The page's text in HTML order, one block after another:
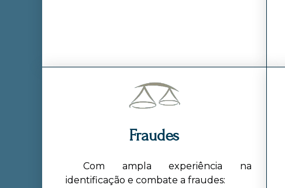
Fraudes
Com ampla experiência na
identificação e combate a fraudes: